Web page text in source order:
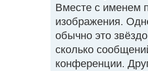
Вместе с именем
изображения.
обычно это
сколько
конференции.